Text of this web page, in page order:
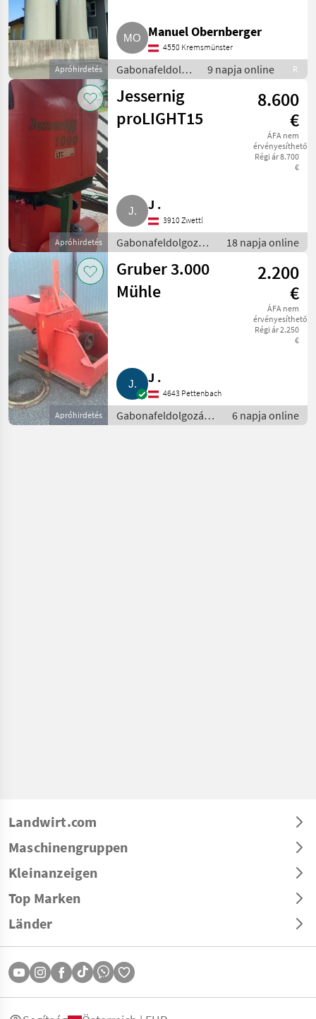
Apróhirdetés
Manuel Obernberger
4550 Kremsmünster
Gabonafeldolgozás
/ Gabonasiló
9 napja online R
Apróhirdetés
Jessernig
proLIGHT15
8.600
€
ÁFA nem
érvényesíthető
Régi ár 8.700
€
J .
3910 Zwettl
Gabonafeldolgozás
/ Gabonasiló
18 napja online
Apróhirdetés
Gruber 3.000
Mühle
2.200
€
ÁFA nem
érvényesíthető
Régi ár 2.250
€
J .
4643 Pettenbach
Gabonafeldolgozás /
Magtisztító
6 napja online
Landwirt.com
Maschinengruppen
Kleinanzeigen
Top Marken
Länder